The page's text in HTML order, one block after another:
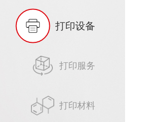
打印设备
打印服务
打印材料